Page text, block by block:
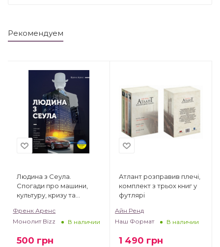
Рекомендуем
Людина з Сеула.
Спогади про машини,
культуру, кризу та
корейському
корпоративному гіганті
Френк Аренс
Монолит Bizz
В наличии
500 грн
Атлант розправив плечі,
комплект з трьох книг у
футлярі
Айн Ренд
Наш Формат
В наличии
1 490 грн